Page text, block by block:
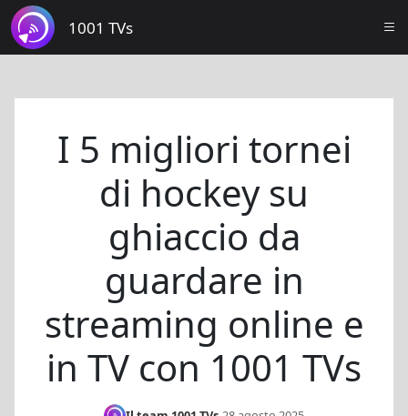
1001 TVs
I 5 migliori tornei
di hockey su
ghiaccio da
guardare in
streaming online e
in TV con 1001 TVs